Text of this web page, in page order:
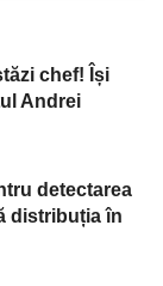
chef! Își
Andrei
detectarea
distribuția în